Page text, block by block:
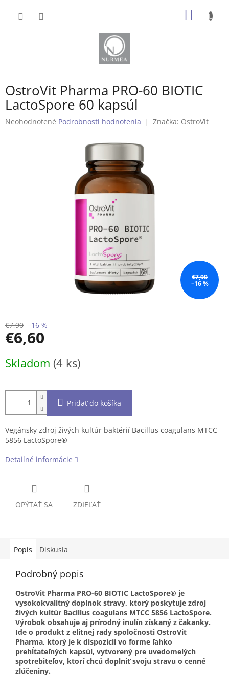
OstroVit Pharma PRO-60 BIOTIC
LactoSpore 60 kapsúl
Priemerné
Neohodnotené Podrobnosti hodnotenia Značka: OstroVit
€7,90
–16 %
€7,90 –16 %
€6,60
cena:
Skladom (4 ks)
Pridať do košíka
Vegánsky zdroj živých kultúr baktérií Bacillus coagulans MTCC
5856 LactoSpore®
Detailné informácie
OPÝTAŤ SA ZDIEĽAŤ
Popis Diskusia
Podrobný popis
OstroVit Pharma PRO-60 BIOTIC LactoSpore® je
vysokokvalitný doplnok stravy, ktorý poskytuje zdroj
živých kultúr Bacillus coagulans MTCC 5856 LactoSpore.
Výrobok obsahuje aj prírodný inulín získaný z čakanky.
Ide o produkt z elitnej rady spoločnosti OstroVit
Pharma, ktorý je k dispozícii vo forme ľahko
prehĺtateľných kapsúl, vytvorený pre uvedomelých
spotrebiteľov, ktorí chcú doplniť svoju stravu o cenné
zlúčeniny.